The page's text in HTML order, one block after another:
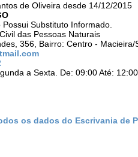
de Oliveira desde 14/12/2015
Possui Substituto Informado.
das Pessoas Naturais
356, Bairro: Centro - Macieira/
a Sexta. De: 09:00 Até: 12:00
os dados do Escrivania de